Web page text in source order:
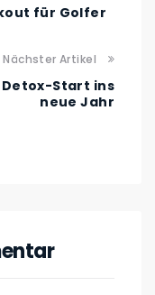
für Golfer
Nächster Artikel
Start ins
neue Jahr